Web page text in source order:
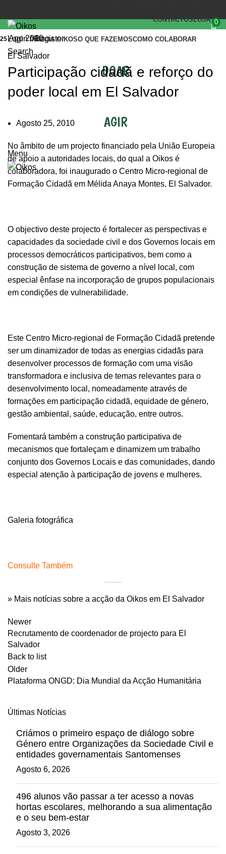
CONTACTOSLOJA 0
Login / Register
Search
INÍCIOA OIKOSO QUE FAZEMOSCOMO COLABORAR
DOAR
AGIR
Menu
El Salvador
Participação cidadã e reforço do
poder local em El Salvador
Agosto 25, 2010
25 Ago 2010
No âmbito de um projecto financiado pela União Europeia
de apoio a autoridades locais, do qual a Oikos é
colaboradora, foi inaugurado o Centro Micro-regional de
Formação Cidadã em Mélida Anaya Montes, El Salvador.
O objectivo deste projecto é fortalecer as perspectivas e
capacidades da sociedade civil e dos Governos locais em
processos democráticos participativos, bem como a
construção de sistema de governo a nível local, com
especial ênfase na incorporação de grupos populacionais
em condições de vulnerabilidade.
Este Centro Micro-regional de Formação Cidadã pretende
ser um dinamizador de todas as energias cidadãs para
desenvolver processos de formação com uma visão
transformadora e inclusiva de temas relevantes para o
desenvolvimento local, nomeadamente através de
formações em participação cidadã, equidade de género,
gestão ambiental, saúde, educação, entre outros.
Fomentará também a construção participativa de
mecanismos que fortaleçam e dinamizem um trabalho
conjunto dos Governos Locais e das comunidades, dando
especial atenção à participação de jovens e mulheres.
Galeria fotográfica
Consulte Também
» Mais notícias sobre a acção da Oikos em El Salvador
Newer
Recrutamento de coordenador de projecto para El
Salvador
Back to list
Older
Plataforma ONGD: Dia Mundial da Acção Humanitária
Últimas Notícias
Criámos o primeiro espaço de diálogo sobre
Género entre Organizações da Sociedade Civil e
entidades governamentais Santomenses
Agosto 6, 2026
496 alunos vão passar a ter acesso a novas
hortas escolares, melhorando a sua alimentação
e o seu bem-estar
Agosto 3, 2026